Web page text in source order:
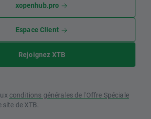
xopenhub.pro
Espace Client
Rejoignez XTB
conditions générales de l'Offre Spéciale
de XTB.